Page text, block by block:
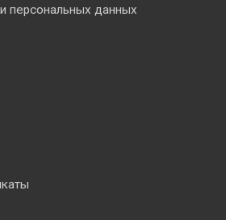
персональных данных